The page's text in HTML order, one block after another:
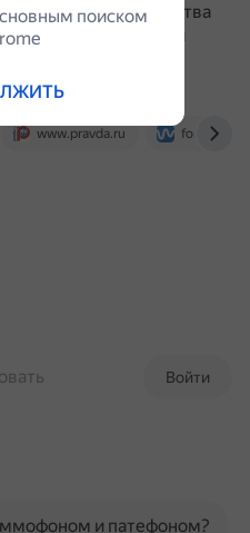
от устройства
настрой
тембр, а
частота.
www.pravda.ru fonmix.ru
Войти
и патефоном?
поиском